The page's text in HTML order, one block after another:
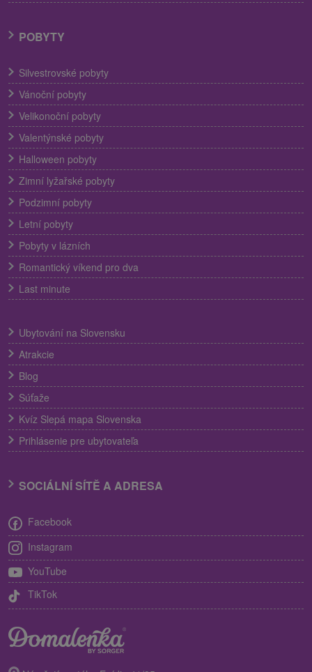
POBYTY
Silvestrovské pobyty
Vánoční pobyty
Velikonoční pobyty
Valentýnské pobyty
Halloween pobyty
Zimní lyžařské pobyty
Podzimní pobyty
Letní pobyty
Pobyty v lázních
Romantický víkend pro dva
Last minute
Ubytování na Slovensku
Atrakcie
Blog
Súťaže
Kvíz Slepá mapa Slovenska
Prihlásenie pre ubytovateľa
SOCIÁLNÍ SÍTĚ A ADRESA
Facebook
Instagram
YouTube
TikTok